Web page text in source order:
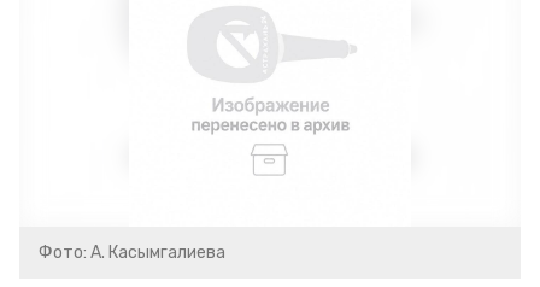
Фото: А. Касымгалиева